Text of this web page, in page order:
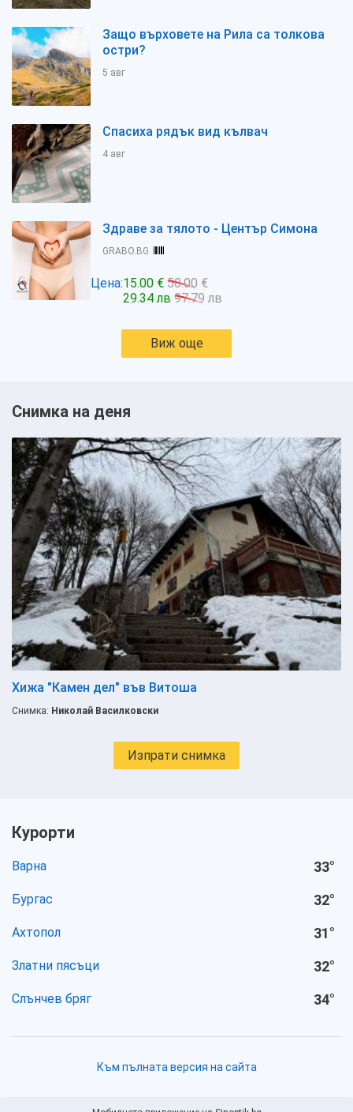
Защо върховете на Рила са толкова
остри?
5 авг
Спасиха рядък вид кълвач
4 авг
Здраве за тялото - Център Симона
GRABO.BG
Цена:15.00 € 50.00 €
29.34 лв 97.79 лв
Виж още
Снимка на деня
Хижа "Камен дел" във Витоша
Снимка: Николай Василковски
Изпрати снимка
Курорти
Варна 33°
Бургас 32°
Ахтопол 31°
Златни пясъци 32°
Слънчев бряг 34°
Към пълната версия на сайта